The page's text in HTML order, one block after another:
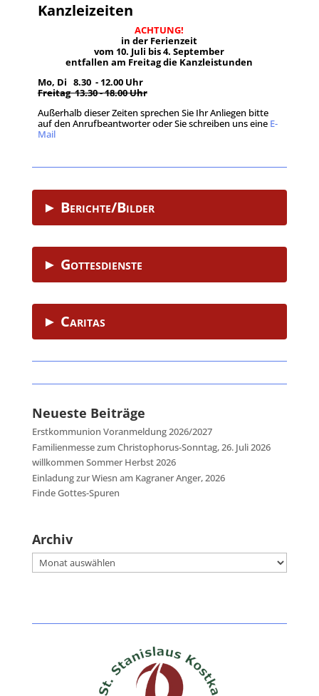
Kanzleizeiten
ACHTUNG!
in der Ferienzeit
vom 10. Juli bis 4. September
entfallen am Freitag die Kanzleistunden
Mo, Di 8.30 - 12.00 Uhr
Freitag 13.30 - 18.00 Uhr
Außerhalb dieser Zeiten sprechen Sie Ihr Anliegen bitte
auf den Anrufbeantworter oder Sie schreiben uns eine E-
Mail.
► Berichte/Bilder
► Gottesdienste
► Caritas
Neueste Beiträge
Erstkommunion Voranmeldung 2026/2027
Familienmesse zum Christophorus-Sonntag, 26. Juli 2026
willkommen Sommer Herbst 2026
Einladung zur Wiesn am Kagraner Anger, 2026
Finde Gottes-Spuren
Archiv
Archiv